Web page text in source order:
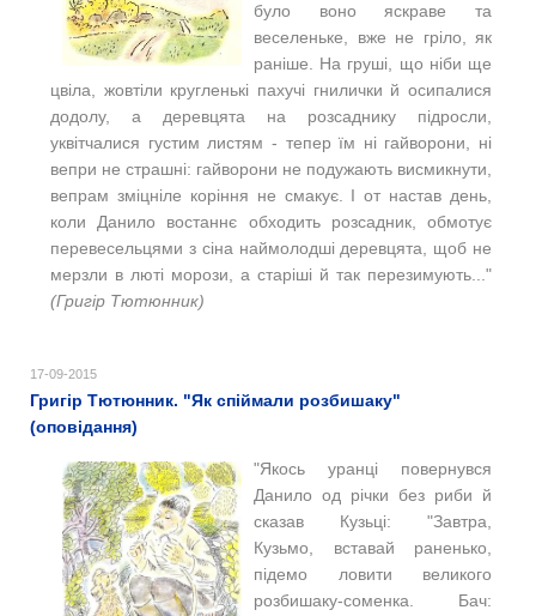
було воно яскраве та
веселеньке, вже не гріло, як
раніше. На груші, що ніби ще
цвіла, жовтіли кругленькі пахучі гнилички й осипалися
додолу, а деревцята на розсаднику підросли,
уквітчалися густим листям - тепер їм ні гайворони, ні
вепри не страшні: гайворони не подужають висмикнути,
вепрам зміцніле коріння не смакує. І от настав день,
коли Данило востаннє обходить розсадник, обмотує
перевесельцями з сіна наймолодші деревцята, щоб не
мерзли в люті морози, а старіші й так перезимують..."
(Григір Тютюнник)
17-09-2015
Григір Тютюнник. "Як спіймали розбишаку"
(оповідання)
"Якось уранці повернувся
Данило од річки без риби й
сказав Кузьці: "Завтра,
Кузьмо, вставай раненько,
підемо ловити великого
розбишаку-соменка. Бач: